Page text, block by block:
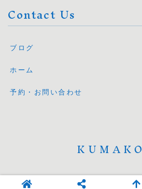
Contact Us
ブログ
ホーム
予約・お問い合わせ
KUMAKO
© 2025 KUMAKO.